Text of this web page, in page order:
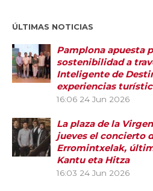
ÚLTIMAS NOTICIAS
Pamplona apuesta
sostenibilidad a
Inteligente de
experiencias
16:06 24 Jun 2026
La plaza de la
jueves el concierto
Erromintxelak,
Kantu eta Hitza
16:03 24 Jun 2026